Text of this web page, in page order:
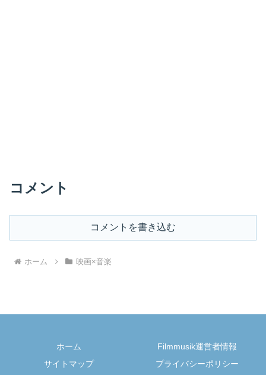
コメント
コメントを書き込む
ホーム 映画×音楽
ホーム
Filmmusik運営者情報
サイトマップ
プライバシーポリシー